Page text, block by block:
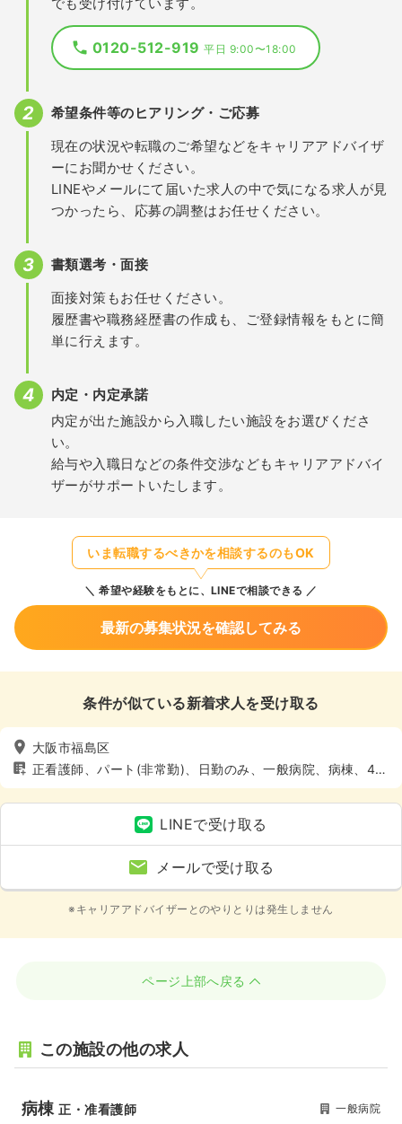
0120-512-919平日 9:00〜18:00
希望条件等のヒアリング・ご応募
現在の状況や転職のご希望などをキャリアアドバイザ
ーにお聞かせください。
LINEやメールにて届いた求人の中で気になる求人が見
つかったら、応募の調整はお任せください。
書類選考・面接
面接対策もお任せください。
履歴書や職務経歴書の作成も、ご登録情報をもとに簡
単に行えます。
内定・内定承諾
内定が出た施設から入職したい施設をお選びくださ
い。
給与や入職日などの条件交渉などもキャリアアドバイ
ザーがサポートいたします。
いま転職するべきかを相談するのもOK
希望や経験をもとに、LINEで相談できる
最新の募集状況を確認してみる
条件が似ている新着求人を受け取る
大阪市福島区
正看護師、パート(非常勤)、日勤のみ、一般病院、病棟、4週
8休以上
LINEで受け取る
メールで受け取る
※キャリアアドバイザーとのやりとりは発生しません
ページ上部へ戻る
この施設の他の求人
病棟正・准看護師 一般病院